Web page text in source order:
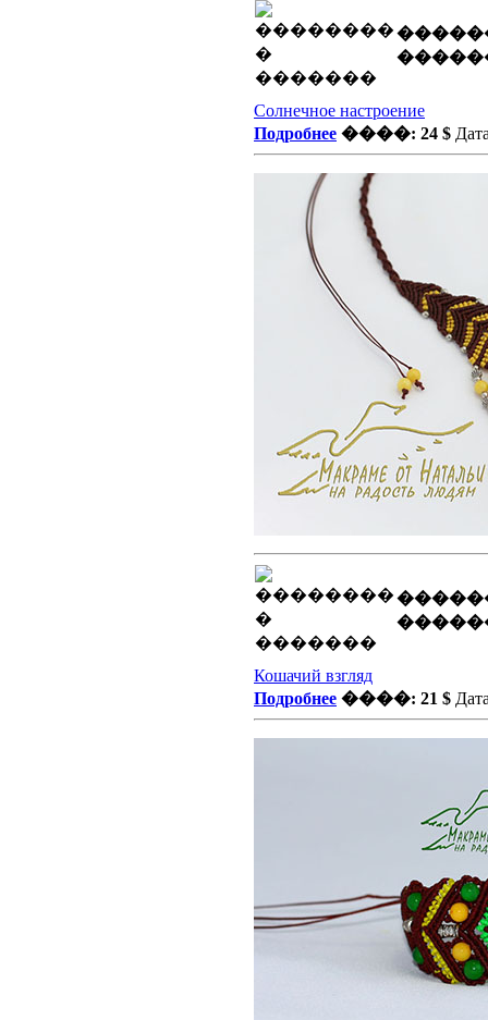
Солнечное настроение
Подробнее ����: 24 $
Кошачий взгляд
Подробнее ����: 21 $